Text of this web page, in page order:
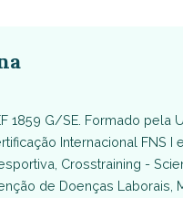
1859 G/SE. Formado pela
Internacional FNS I
Crosstraining -
de Doenças Laborais,